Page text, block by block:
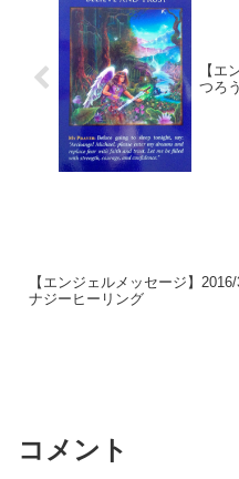
【
つろ
【エンジェルメッセージ】
ナジーヒーリング
コメント